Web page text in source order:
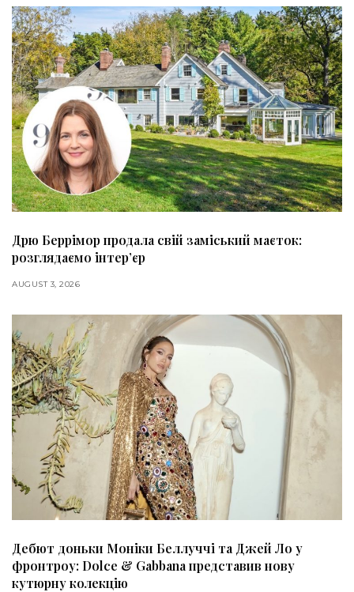
Дрю Беррімор продала свій заміський маєток:
розглядаємо інтер’єр
AUGUST 3, 2026
Дебют доньки Моніки Беллуччі та Джей Ло у
фронтроу: Dolce & Gabbana представив нову
кутюрну колекцію